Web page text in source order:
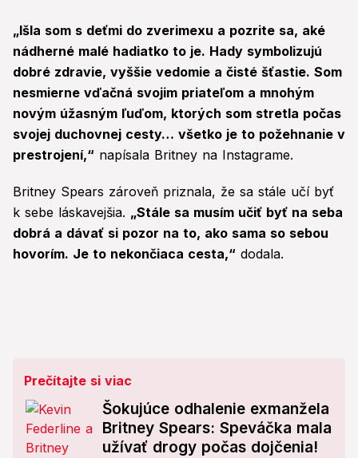
„Išla som s deťmi do zverimexu a pozrite sa, aké
nádherné malé hadiatko to je. Hady symbolizujú
dobré zdravie, vyššie vedomie a čisté šťastie. Som
nesmierne vďačná svojim priateľom a mnohým
novým úžasným ľuďom, ktorých som stretla počas
svojej duchovnej cesty… všetko je to požehnanie v
prestrojení,“ napísala Britney na Instagrame.
Britney Spears zároveň priznala, že sa stále učí byť
k sebe láskavejšia. „Stále sa musím učiť byť na seba
dobrá a dávať si pozor na to, ako sama so sebou
hovorím. Je to nekončiaca cesta,“ dodala.
Prečítajte si viac
Šokujúce odhalenie exmanžela
Britney Spears: Speváčka mala
užívať drogy počas dojčenia!